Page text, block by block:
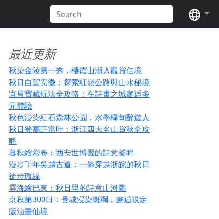
语
最近更新
秋染金陵第一秀，棲霞山漸入觀賞佳境
秋日自駕安徽：探索紅嶺公路與山水秘境
宜昌寶藏玩法全攻略：在詩畫之城邂逅多
元體驗
秋色浸染紅石森林公園，水墨樺甸醉遊人
秋日登高正當時：浙江四大名山賞秋全攻
略
暮秋繪彩卷：西安世博園的詩意凝眸
漫步千年吳越古道：一條穿越浙皖的秋日
徒步環線
雲海繪巴東：秋日里的詩意山河圖
京秋第300日：長城浸染斑斕，邂逅限定
版油畫仙境